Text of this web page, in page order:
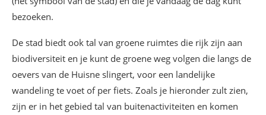
bezoeken.
De stad biedt ook tal van groene ruimtes die rijk zijn aan
biodiversiteit en je kunt de groene weg volgen die langs de
oevers van de Huisne slingert, voor een landelijke
wandeling te voet of per fiets. Zoals je hieronder zult zien,
zijn er in het gebied tal van buitenactiviteiten en komen